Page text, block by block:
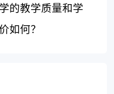
的教学质量和学
如何？